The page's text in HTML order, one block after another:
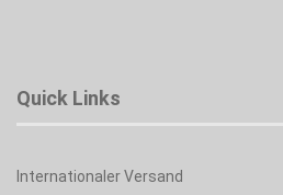
Quick Links
Internationaler Versand